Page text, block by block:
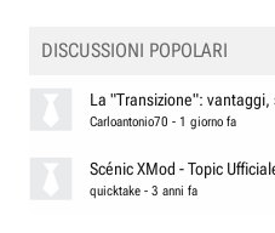
DISCUSSIONI POPOLARI
La "Transizione":
Carloantonio70 - 1 giorno fa
Scénic XMod - Topic
quicktake - 3 anni fa